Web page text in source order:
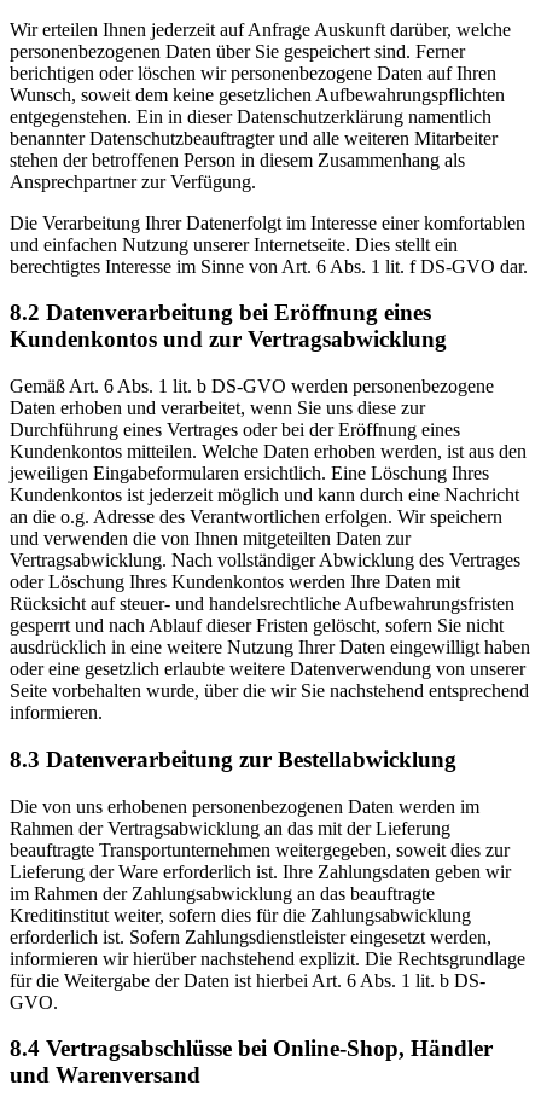
Wir erteilen Ihnen jederzeit auf Anfrage Auskunft darüber, welche
personenbezogenen Daten über Sie gespeichert sind. Ferner
berichtigen oder löschen wir personenbezogene Daten auf Ihren
Wunsch, soweit dem keine gesetzlichen Aufbewahrungspflichten
entgegenstehen. Ein in dieser Datenschutzerklärung namentlich
benannter Datenschutzbeauftragter und alle weiteren Mitarbeiter
stehen der betroffenen Person in diesem Zusammenhang als
Ansprechpartner zur Verfügung.
Die Verarbeitung Ihrer Datenerfolgt im Interesse einer komfortablen
und einfachen Nutzung unserer Internetseite. Dies stellt ein
berechtigtes Interesse im Sinne von Art. 6 Abs. 1 lit. f DS-GVO dar.
8.2 Datenverarbeitung bei Eröffnung eines
Kundenkontos und zur Vertragsabwicklung
Gemäß Art. 6 Abs. 1 lit. b DS-GVO werden personenbezogene
Daten erhoben und verarbeitet, wenn Sie uns diese zur
Durchführung eines Vertrages oder bei der Eröffnung eines
Kundenkontos mitteilen. Welche Daten erhoben werden, ist aus den
jeweiligen Eingabeformularen ersichtlich. Eine Löschung Ihres
Kundenkontos ist jederzeit möglich und kann durch eine Nachricht
an die o.g. Adresse des Verantwortlichen erfolgen. Wir speichern
und verwenden die von Ihnen mitgeteilten Daten zur
Vertragsabwicklung. Nach vollständiger Abwicklung des Vertrages
oder Löschung Ihres Kundenkontos werden Ihre Daten mit
Rücksicht auf steuer- und handelsrechtliche Aufbewahrungsfristen
gesperrt und nach Ablauf dieser Fristen gelöscht, sofern Sie nicht
ausdrücklich in eine weitere Nutzung Ihrer Daten eingewilligt haben
oder eine gesetzlich erlaubte weitere Datenverwendung von unserer
Seite vorbehalten wurde, über die wir Sie nachstehend entsprechend
informieren.
8.3 Datenverarbeitung zur Bestellabwicklung
Die von uns erhobenen personenbezogenen Daten werden im
Rahmen der Vertragsabwicklung an das mit der Lieferung
beauftragte Transportunternehmen weitergegeben, soweit dies zur
Lieferung der Ware erforderlich ist. Ihre Zahlungsdaten geben wir
im Rahmen der Zahlungsabwicklung an das beauftragte
Kreditinstitut weiter, sofern dies für die Zahlungsabwicklung
erforderlich ist. Sofern Zahlungsdienstleister eingesetzt werden,
informieren wir hierüber nachstehend explizit. Die Rechtsgrundlage
für die Weitergabe der Daten ist hierbei Art. 6 Abs. 1 lit. b DS-
GVO.
8.4 Vertragsabschlüsse bei Online-Shop, Händler
und Warenversand